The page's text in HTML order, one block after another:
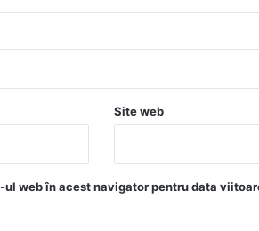
Site web
web în acest navigator pentru data